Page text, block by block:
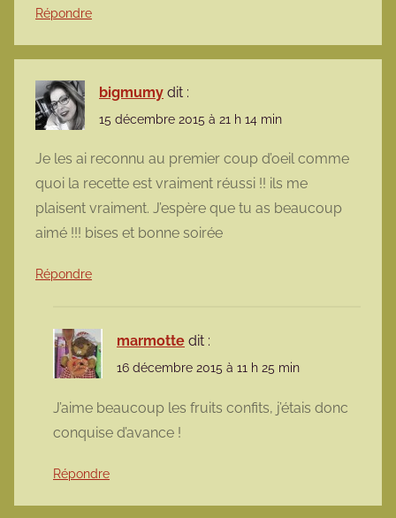
Répondre
bigmumy dit :
15 décembre 2015 à 21 h 14 min
Je les ai reconnu au premier coup d’oeil comme
quoi la recette est vraiment réussi !! ils me
plaisent vraiment. J’espère que tu as beaucoup
aimé !!! bises et bonne soirée
Répondre
marmotte dit :
16 décembre 2015 à 11 h 25 min
J’aime beaucoup les fruits confits, j’étais donc
conquise d’avance !
Répondre